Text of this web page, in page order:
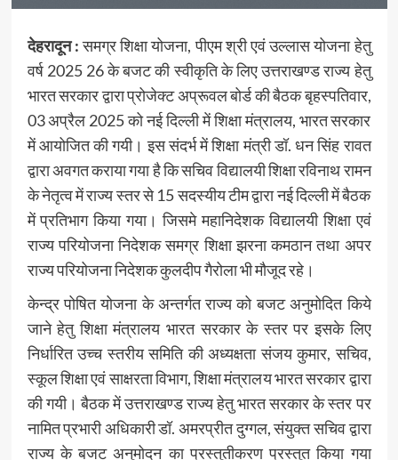
देहरादून :समग्र शिक्षा योजना, पीएम श्री एवं उल्लास योजना हेतु
वर्ष 2025 26 के बजट की स्वीकृति के लिए उत्तराखण्ड राज्य हेतु
भारत सरकार द्वारा प्रोजेक्ट अप्रूवल बोर्ड की बैठक बृहस्पतिवार,
03 अप्रैल 2025 को नई दिल्ली में शिक्षा मंत्रालय, भारत सरकार
में आयोजित की गयी। इस संदर्भ में शिक्षा मंत्री डॉ. धन सिंह रावत
द्वारा अवगत कराया गया है कि सचिव विद्यालयी शिक्षा रविनाथ रामन
के नेतृत्व में राज्य स्तर से 15 सदस्यीय टीम द्वारा नई दिल्ली में बैठक
में प्रतिभाग किया गया। जिसमे महानिदेशक विद्यालयी शिक्षा एवं
राज्य परियोजना निदेशक समग्र शिक्षा झरना कमठान तथा अपर
राज्य परियोजना निदेशक कुलदीप गैरोला भी मौजूद रहे।
केन्द्र पोषित योजना के अन्तर्गत राज्य को बजट अनुमोदित किये
जाने हेतु शिक्षा मंत्रालय भारत सरकार के स्तर पर इसके लिए
निर्धारित उच्च स्तरीय समिति की अध्यक्षता संजय कुमार, सचिव,
स्कूल शिक्षा एवं साक्षरता विभाग, शिक्षा मंत्रालय भारत सरकार द्वारा
की गयी। बैठक में उत्तराखण्ड राज्य हेतु भारत सरकार के स्तर पर
नामित प्रभारी अधिकारी डॉ. अमरप्रीत दुग्गल, संयुक्त सचिव द्वारा
राज्य के बजट अनुमोदन का प्रस्तुतीकरण प्रस्तुत किया गया